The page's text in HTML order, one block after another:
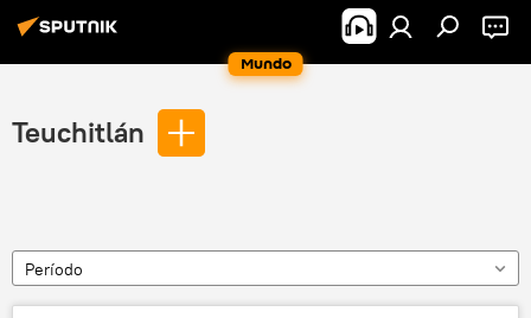
Mundo
Teuchitlán
Período